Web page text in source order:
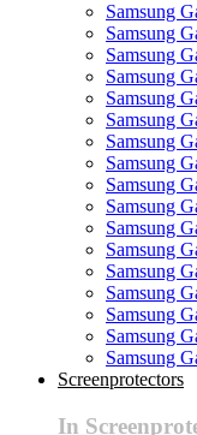
Samsung
Samsung
Samsung
Samsung
Samsung
Samsung
Samsung
Samsung
Samsung
Samsung
Samsung
Samsung
Samsung
Samsung
Samsung
Samsung
Samsung
Screenprotectors
In